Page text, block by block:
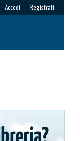
Registrati
Accedi